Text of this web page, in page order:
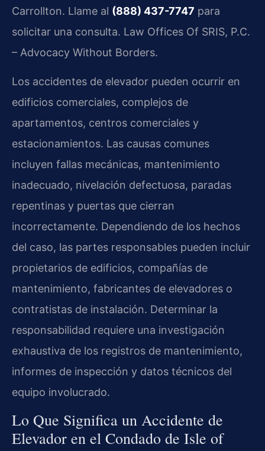
Carrollton. Llame al (888) 437-7747 para
solicitar una consulta. Law Offices Of SRIS, P.C.
– Advocacy Without Borders.
Los accidentes de elevador pueden ocurrir en
edificios comerciales, complejos de
apartamentos, centros comerciales y
estacionamientos. Las causas comunes
incluyen fallas mecánicas, mantenimiento
inadecuado, nivelación defectuosa, paradas
repentinas y puertas que cierran
incorrectamente. Dependiendo de los hechos
del caso, las partes responsables pueden incluir
propietarios de edificios, compañías de
mantenimiento, fabricantes de elevadores o
contratistas de instalación. Determinar la
responsabilidad requiere una investigación
exhaustiva de los registros de mantenimiento,
informes de inspección y datos técnicos del
equipo involucrado.
Lo Que Significa un Accidente de
Elevador en el Condado de Isle of